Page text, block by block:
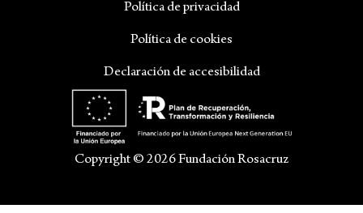
Política de privacidad
Política de cookies
Declaración de accesibilidad
Copyright © 2026 Fundación Rosacruz